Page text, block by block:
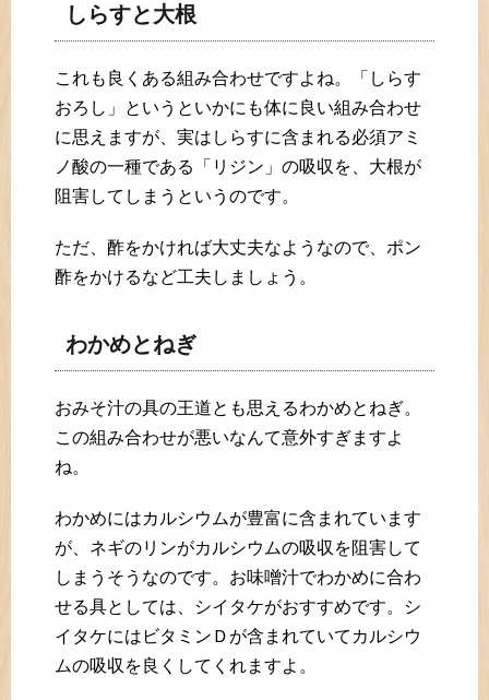
しらすと大根
これも良くある組み合わせですよね。「しらす
おろし」というといかにも体に良い組み合わせ
に思えますが、実はしらすに含まれる必須アミ
ノ酸の一種である「リジン」の吸収を、大根が
阻害してしまうというのです。
ただ、酢をかければ大丈夫なようなので、ポン
酢をかけるなど工夫しましょう。
わかめとねぎ
おみそ汁の具の王道とも思えるわかめとねぎ。
この組み合わせが悪いなんて意外すぎますよ
ね。
わかめにはカルシウムが豊富に含まれています
が、ネギのリンがカルシウムの吸収を阻害して
しまうそうなのです。お味噌汁でわかめに合わ
せる具としては、シイタケがおすすめです。シ
イタケにはビタミンＤが含まれていてカルシウ
ムの吸収を良くしてくれますよ。